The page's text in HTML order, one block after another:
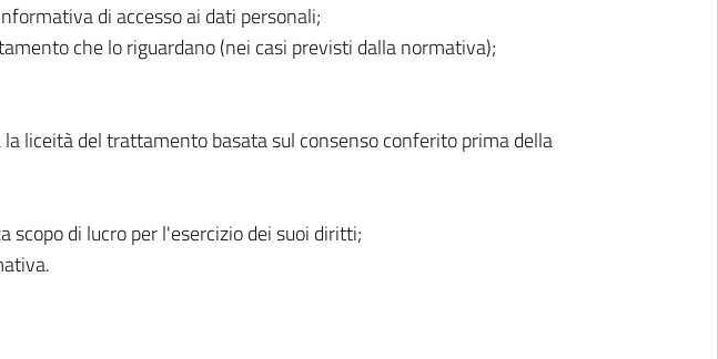
di accesso ai dati personali;
che lo riguardano (nei casi previsti dalla normativa);
liceità del trattamento basata sul consenso conferito prima della
scopo di lucro per l'esercizio dei suoi diritti;